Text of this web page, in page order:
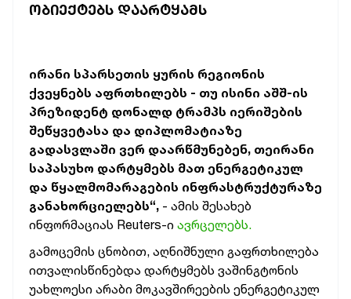
ᲝᲑᲘᲔᲥᲢᲔᲑᲡ ᲓᲐᲐᲠᲢᲧᲐᲛᲡ
ირანი სპარსეთის ყურის რეგიონის
ქვეყნებს აფრთხილებს - თუ ისინი აშშ-ის
პრეზიდენტ დონალდ ტრამპს იერიშების
შეწყვეტასა და დიპლომატიაზე
გადასვლაში ვერ დაარწმუნებენ, თეირანი
საპასუხო დარტყმებს მათ ენერგეტიკულ
და წყალმომარაგების ინფრასტრუქტურაზე
განახორციელებს“, - ამის შესახებ
ინფორმაციას Reuters-ი ავრცელებს.
გამოცემის ცნობით, აღნიშნული გაფრთხილება
ითვალისწინებდა დარტყმებს ვაშინგტონის
უახლოესი არაბი მოკავშირეების ენერგეტიკულ